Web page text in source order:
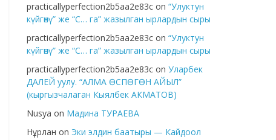
practicallyperfection2b5aa2e83c on “Улуктун
күйгөнү” же “С… га” жазылган ырлардын сыры
practicallyperfection2b5aa2e83c on “Улуктун
күйгөнү” же “С… га” жазылган ырлардын сыры
practicallyperfection2b5aa2e83c on Уларбек
ДАЛЕЙ уулу. “АЛМА ӨСПӨГӨН АЙЫЛ”
(кыргызчалаган Кыялбек АКМАТОВ)
Nusya on Мадина ТУРАЕВА
Нұрлан on Эки элдин баатыры — Кайдоол